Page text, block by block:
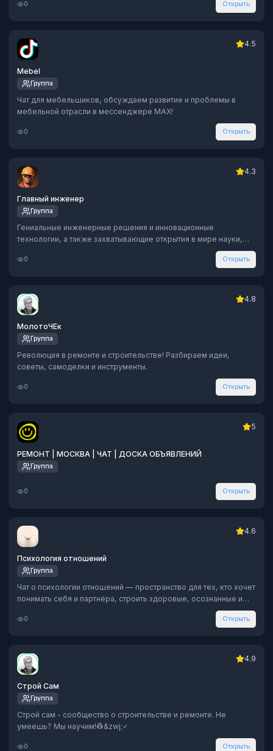
глубокое понимание бизнес-процессов.
0 Открыть
4.5
Mebel
Группа
Чат для мебельшиков, обсуждаем развитие и проблемы в
мебельной отрасли в мессенджере MAX!
0 Открыть
4.3
Главный инженер
Группа
Гениальные инженерные решения и инновационные
технологии, а также захватывающие открытия в мире науки,
0 Открыть
4.8
МолотоЧЕк
Группа
Революция в ремонте и строительстве! Разбираем идеи,
советы, самоделки и инструменты.
0 Открыть
5
РЕМОНТ | МОСКВА | ЧАТ | ДОСКА ОБЪЯВЛЕНИЙ
Группа
0 Открыть
4.6
Психология отношений
Группа
Чат о психологии отношений — пространство для тех, кто хочет
понимать себя и партнёра, строить здоровые, осознанные и
0 Открыть
4.9
Строй Сам
Группа
Строй сам - сообщество о строительстве и ремонте. Не
умеешь? Мы научим!👷&zwj;♂️
0 Открыть